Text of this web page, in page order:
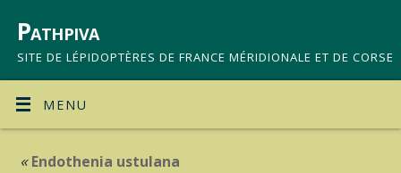
Pathpiva
SITE DE LÉPIDOPTÈRES DE FRANCE MÉRIDIONALE ET DE CORSE
MENU
«Endothenia ustulana